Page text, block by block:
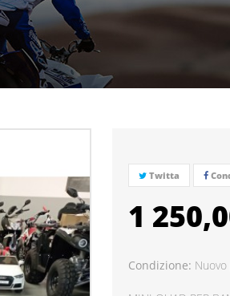
Twitta
1
Condizione: